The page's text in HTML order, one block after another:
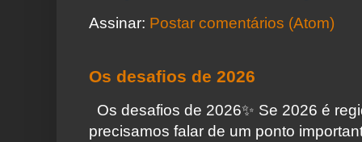
Assinar: Postar comentários (Atom)
Os desafios de 2026
Os desafios de 2026✨️ Se 2026 é
precisamos falar de um ponto